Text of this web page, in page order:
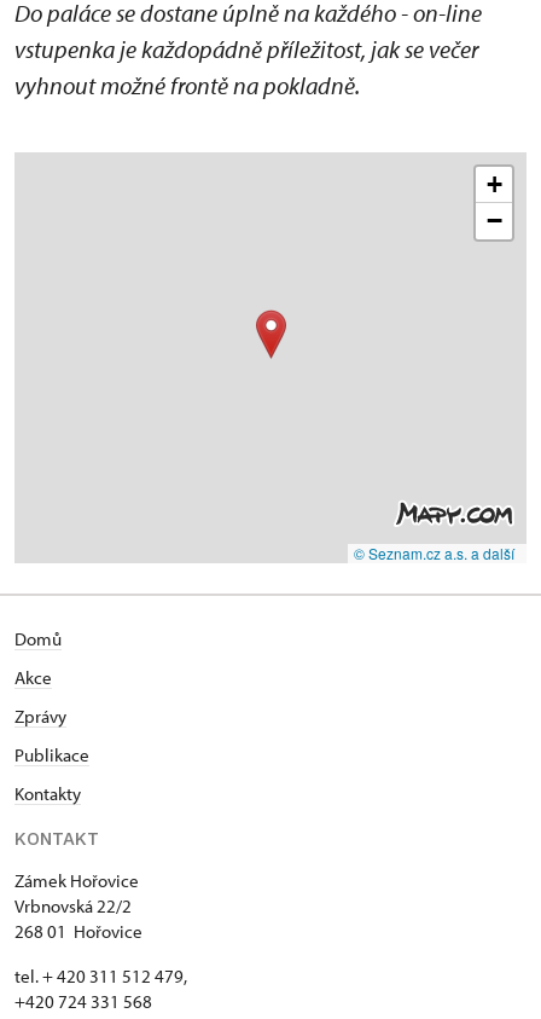
Do paláce se dostane úplně na každého - on-line
vstupenka je každopádně příležitost, jak se večer
vyhnout možné frontě na pokladně.
+
−
© Seznam.cz a.s. a další
Domů
Akce
Zprávy
Publikace
Kontakty
KONTAKT
Zámek Hořovice
Vrbnovská 22/2
268 01 Hořovice
tel. + 420 311 512 479,
+420 724 331 568